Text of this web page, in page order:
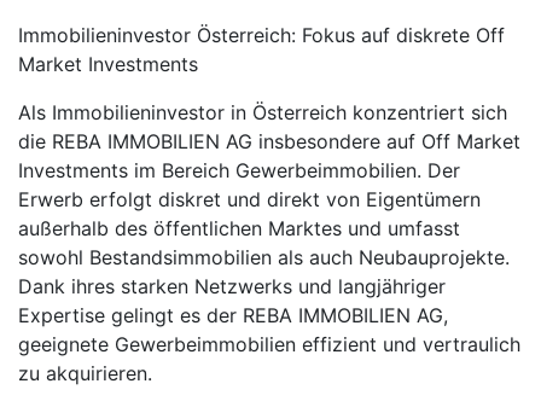
Immobilieninvestor Österreich: Fokus auf diskrete Off
Market Investments
Als Immobilieninvestor in Österreich konzentriert sich
die REBA IMMOBILIEN AG insbesondere auf Off Market
Investments im Bereich Gewerbeimmobilien. Der
Erwerb erfolgt diskret und direkt von Eigentümern
außerhalb des öffentlichen Marktes und umfasst
sowohl Bestandsimmobilien als auch Neubauprojekte.
Dank ihres starken Netzwerks und langjähriger
Expertise gelingt es der REBA IMMOBILIEN AG,
geeignete Gewerbeimmobilien effizient und vertraulich
zu akquirieren.